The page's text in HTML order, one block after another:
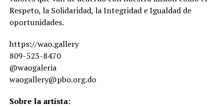
Respeto, la Solidaridad, la Integridad e Igualdad de
oportunidades.
https://wao.gallery
809-523-8470
@waogaleria
waogallery@pbo.org.do
Sobre la artista: